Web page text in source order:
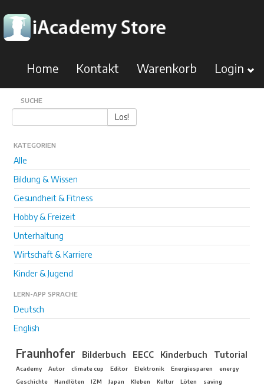
Home Kontakt Warenkorb Login
SUCHE
Los!
KATEGORIEN
Alle
Bildung & Wissen
Gesundheit & Fitness
Hobby & Freizeit
Unterhaltung
Wirtschaft & Karriere
Kinder & Jugend
LERN-APP SPRACHE
Deutsch
English
Fraunhofer Bilderbuch EECC Kinderbuch Tutorial
Academy Autor climate cup Editor Elektronik Energiesparen
energy
Geschichte
Handlöten IZM Japan Kleben Kultur Löten saving